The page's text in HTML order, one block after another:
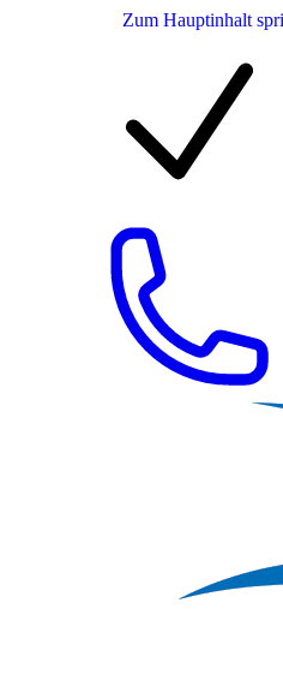
Zum Hauptinhalt